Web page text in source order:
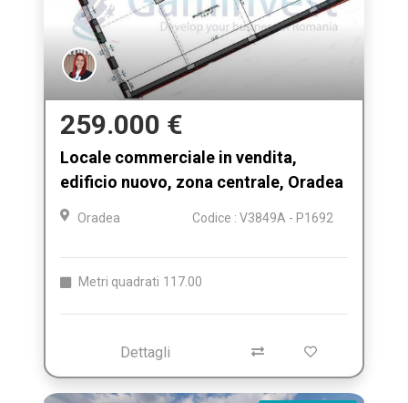
259.000 €
Locale commerciale in vendita,
edificio nuovo, zona centrale, Oradea
Oradea Codice : V3849A - P1692
Metri quadrati 117.00
Dettagli